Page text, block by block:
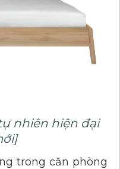
nhiên hiện đại
trong căn phòng